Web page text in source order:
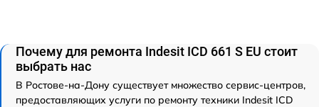
Почему для ремонта Indesit ICD 661 S EU стоит
выбрать нас
В Ростове-на-Дону существует множество сервис-центров,
предоставляющих услуги по ремонту техники Indesit ICD